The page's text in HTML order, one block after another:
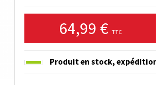
64,99 € TTC
Produit en stock,